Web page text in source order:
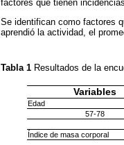
factores que tienen
Se identifican como factores
aprendió la actividad, el
Tabla 1 Resultados de la
Variables
Edad
57-78
Índice de masa corporal